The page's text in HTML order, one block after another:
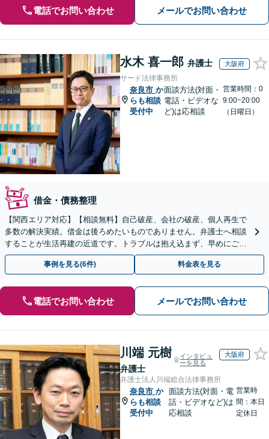
電話でお問い合わせ メールでお問い合わせ
水木 喜一郎 弁護士 大阪府
サード法律事務所
奈良市 か
らも相談
受付中
面談方法(対面・
電話・ビデオな
ど)は応相談
営業時間：0
9:00~20:00
（日曜日）
借金・債務整理
【関西エリア対応】【相談無料】自己破産、会社の破産、個人再生で
多数の解決実績。借金は後ろめたいものでありません。弁護士へ相談
することが生活再建の近道です。トラブルは抱え込まず、早めにご相
談を。
事例を見る(6件) 料金表を見る
電話でお問い合わせ メールでお問い合わせ
川端 元樹
弁護士
インタビュ
ーを見る
大阪府
弁護士法人川端総合法律事務所
奈良市 か
らも相談
受付中
面談方法(対面・電
話・ビデオなど)は
応相談
営業時
間：本日
定休日